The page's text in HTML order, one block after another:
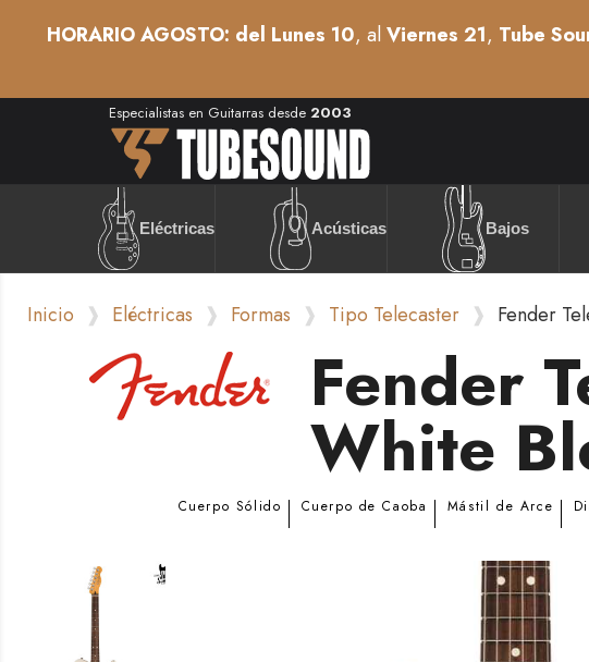
HORARIO AGOSTO: del Lunes 10, alViernes 21, Tube
Especialistas en Guitarras desde 2003
Eléctricas Acústicas Bajos
Inicio Eléctricas Formas Tipo Telecaster Fender
Fender
White
Cuerpo Sólido Cuerpo de Caoba Mástil de Arce